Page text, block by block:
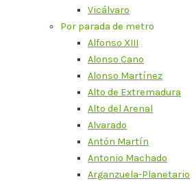
Vicálvaro
Por parada de metro
Alfonso XIII
Alonso Cano
Alonso Martínez
Alto de Extremadura
Alto del Arenal
Alvarado
Antón Martín
Antonio Machado
Arganzuela-Planetario